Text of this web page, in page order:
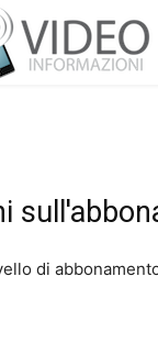
di